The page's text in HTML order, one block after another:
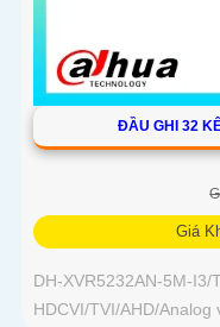
ĐẦU GHI 32
Giá
DH-XVR5232AN-5M-
HDCVI/TVI/AHD/